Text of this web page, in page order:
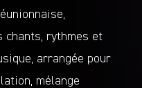
chants, rythmes et
arrangée pour
mélange